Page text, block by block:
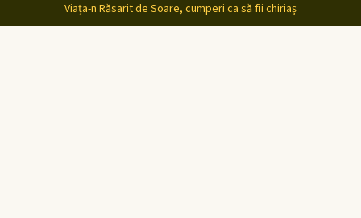
Viața-n Răsarit de Soare, cumperi ca să fii chiriaș